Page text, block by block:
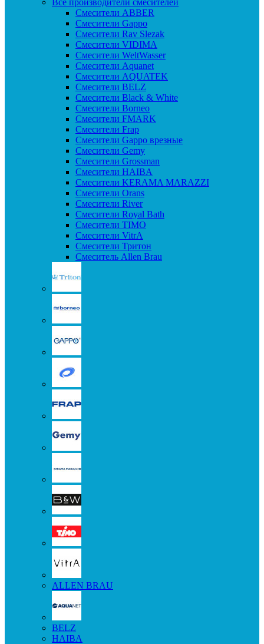
Все производители смесителей
Cмесители ABBER
Cмесители Gappo
Cмесители Rav Slezak
Cмесители VIDIMA
Cмесители WeltWasser
Смесители Aquanet
Смесители AQUATEK
Смесители BELZ
Смесители Black & White
Смесители Borneo
Смесители FMARK
Смесители Frap
Смесители Gappo врезные
Смесители Gemy
Смесители Grossman
Смесители HAIBA
Смесители KERAMA MARAZZI
Смесители Orans
Смесители River
Смесители Royal Bath
Смесители TIMO
Смесители VitrA
Смесители Тритон
Смеситель Allen Brau
ALLEN BRAU
BELZ
HAIBA